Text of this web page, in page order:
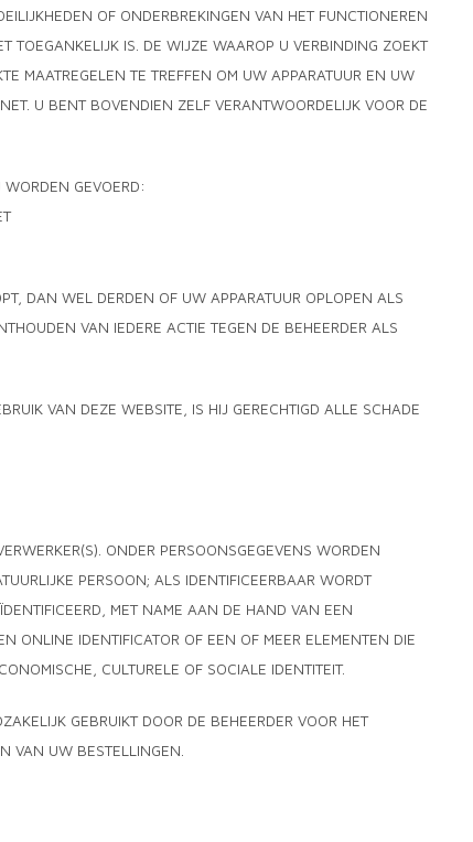
OF ONDERBREKINGEN VAN HET FUNCTIONEREN
TOEGANKELIJK IS. DE WIJZE WAAROP U VERBINDING ZOEKT
MAATREGELEN TE TREFFEN OM UW APPARATUUR EN UW
U BENT BOVENDIEN ZELF VERANTWOORDELIJK VOOR DE
WORDEN GEVOERD:
DAN WEL DERDEN OF UW APPARATUUR OPLOPEN ALS
VAN IEDERE ACTIE TEGEN DE BEHEERDER ALS
VAN DEZE WEBSITE, IS HIJ GERECHTIGD ALLE SCHADE
ONDER PERSOONSGEGEVENS WORDEN
PERSOON; ALS IDENTIFICEERBAAR WORDT
MET NAME AAN DE HAND VAN EEN
ONLINE IDENTIFICATOR OF EEN OF MEER ELEMENTEN DIE
CULTURELE OF SOCIALE IDENTITEIT.
GEBRUIKT DOOR DE BEHEERDER VOOR HET
VAN UW BESTELLINGEN.